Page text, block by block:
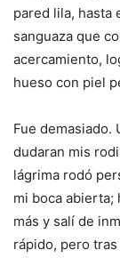
pared lila, hasta
sanguaza que
acercamiento,
hueso con piel
Fue demasiado.
dudaran mis
lágrima rodó
mi boca abierta;
más y salí de
rápido, pero